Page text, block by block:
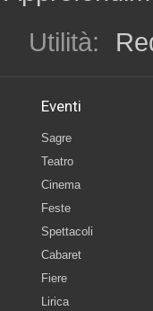
Utilità:
Eventi
Sagre
Teatro
Cinema
Feste
Spettacoli
Cabaret
Fiere
Lirica